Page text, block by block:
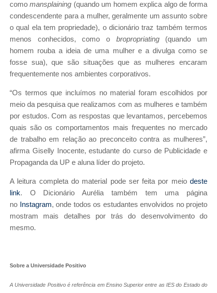
comomansplaining (quando um homem explica algo de forma
condescendente para a mulher, geralmente um assunto sobre
o qual ela tem propriedade), o dicionário traz também termos
menos conhecidos, como o bropropriating(quando um
homem rouba a ideia de uma mulher e a divulga como se
fosse sua), que são situações que as mulheres encaram
frequentemente nos ambientes corporativos.
“Os termos que incluímos no material foram escolhidos por
meio da pesquisa que realizamos com as mulheres e também
por estudos. Com as respostas que levantamos, percebemos
quais são os comportamentos mais frequentes no mercado
de trabalho em relação ao preconceito contra as mulheres”,
afirma Giselly Inocente, estudante do curso de Publicidade e
Propaganda da UP e aluna líder do projeto.
A leitura completa do material pode ser feita por meio deste
link. O Dicionário Aurélia também tem uma página
no
Instagram, onde todos os estudantes envolvidos no projeto
mostram mais detalhes por trás do desenvolvimento do
mesmo.
Sobre a Universidade Positivo
A Universidade Positivo é referência em Ensino Superior entre as IES do Estado do